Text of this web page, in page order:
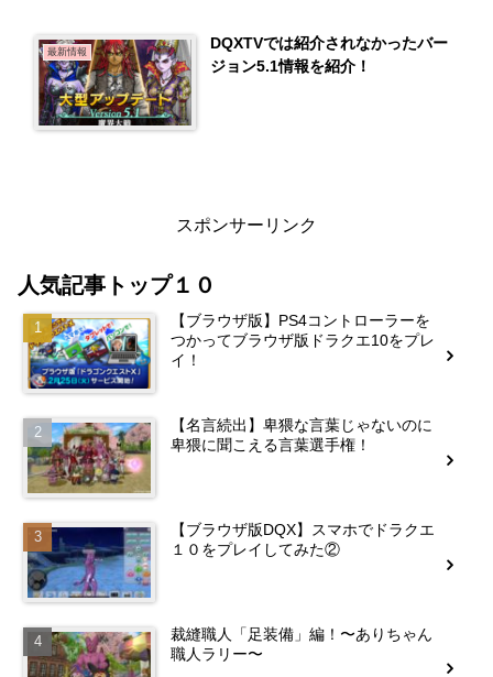
最新情報
DQXTVでは紹介されなかったバー
ジョン5.1情報を紹介！
スポンサーリンク
人気記事トップ１０
【ブラウザ版】PS4コントローラーを
つかってブラウザ版ドラクエ10をプレ
イ！
【名言続出】卑猥な言葉じゃないのに
卑猥に聞こえる言葉選手権！
【ブラウザ版DQX】スマホでドラクエ
１０をプレイしてみた②
裁縫職人「足装備」編！〜ありちゃん
職人ラリー〜